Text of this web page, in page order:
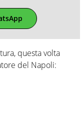
questa volta
del Napoli: